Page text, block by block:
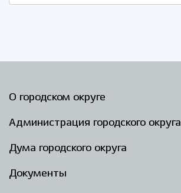
О городском округе
Администрация городского округа
Дума городского округа
Документы